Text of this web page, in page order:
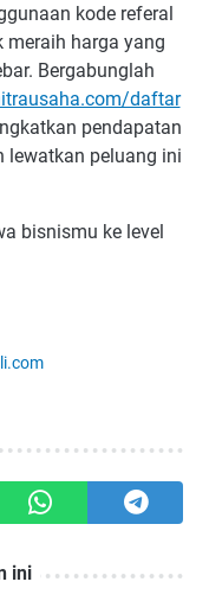
kode referal
meraih harga yang
Bergabunglah
daftar
pendapatan
lewatkan peluang ini
bisnismu ke level
ini